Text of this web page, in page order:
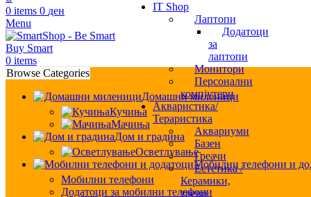
IT Shop
Лаптопи
Додатоци
за
лаптопи
Монитори
Персонални
компјутери
Акваристика/
Тераристика
Аквариуми
Базен
Греачи
Естетика /
Керамики,
треви
0 items 0 ден
Menu
0 items
Browse Categories
Домашни миленици
Кучиња
Мачиња
Дом и градина
Осветлување
Мобилни телефони и
Мобилни телефони
Додатоци за мобилни телефони